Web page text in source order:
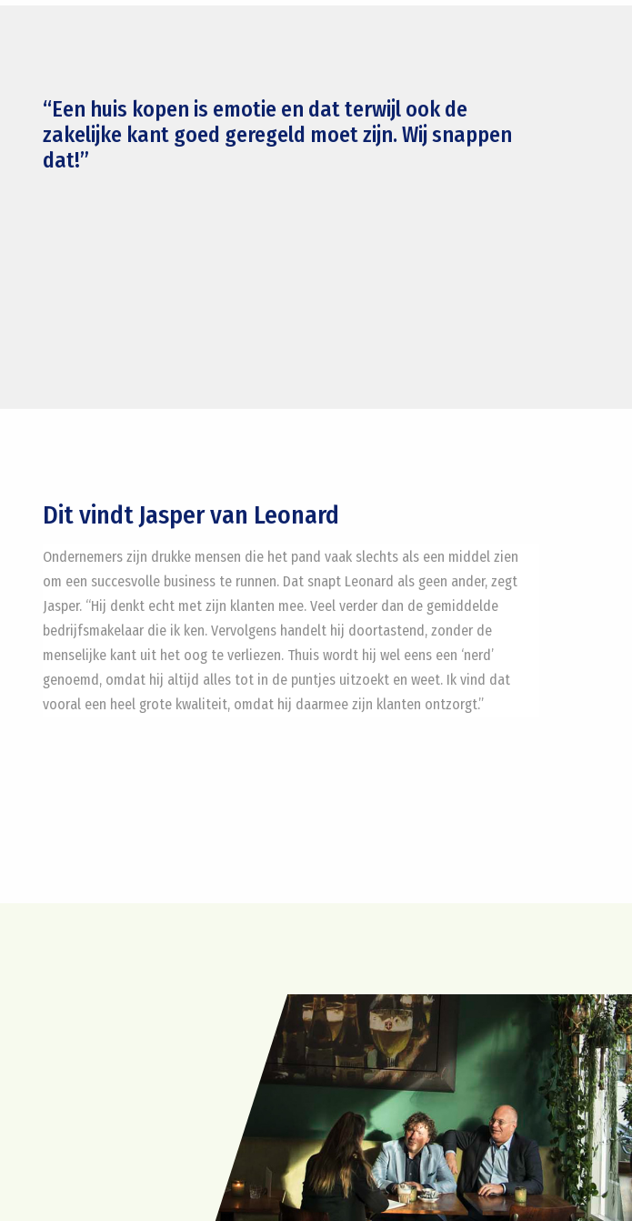
“Een huis kopen is emotie en dat terwijl ook de
zakelijke kant goed geregeld moet zijn. Wij snappen
dat!”
Dit vindt Jasper van Leonard
Ondernemers zijn drukke mensen die het pand vaak slechts als een middel zien
om een succesvolle business te runnen. Dat snapt Leonard als geen ander, zegt
Jasper. “Hij denkt echt met zijn klanten mee. Veel verder dan de gemiddelde
bedrijfsmakelaar die ik ken. Vervolgens handelt hij doortastend, zonder de
menselijke kant uit het oog te verliezen. Thuis wordt hij wel eens een ‘nerd’
genoemd, omdat hij altijd alles tot in de puntjes uitzoekt en weet. Ik vind dat
vooral een heel grote kwaliteit, omdat hij daarmee zijn klanten ontzorgt.”